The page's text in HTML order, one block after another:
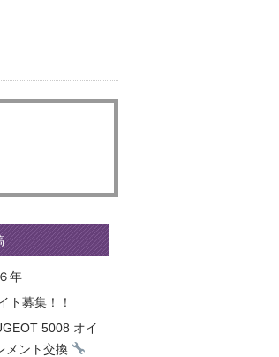
年
ト募集！！
5008 オイ
メント交換